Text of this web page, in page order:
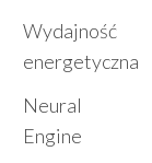
Wydajność
energetyczna
Neural
Engine